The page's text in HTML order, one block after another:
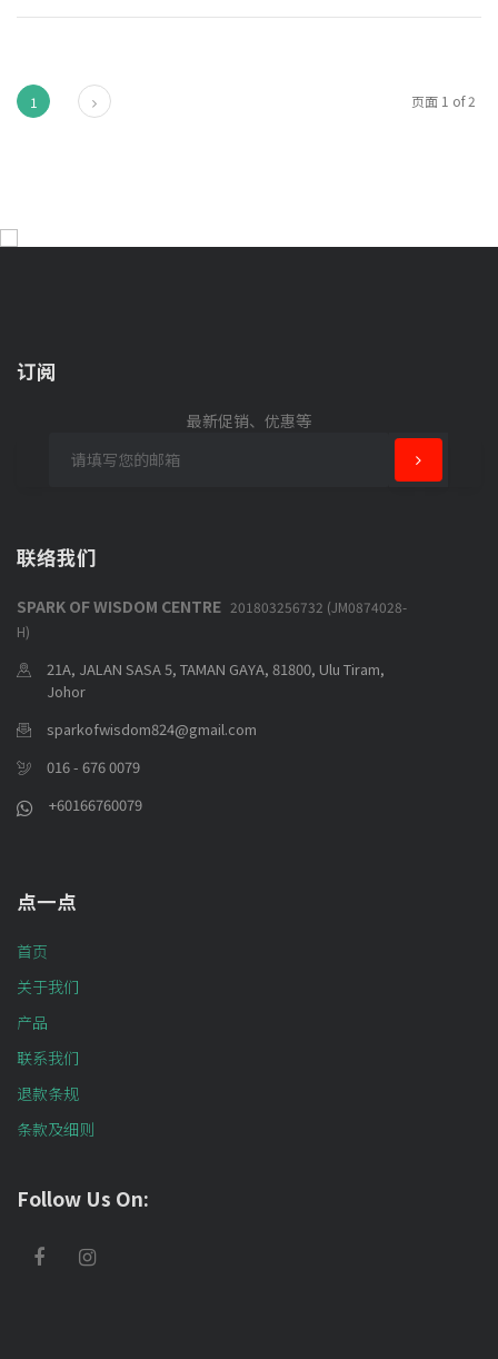
1 下页 页面 1 of 2
订阅
最新促销、优惠等
联络我们
SPARK OF WISDOM CENTRE 201803256732 (JM0874028-
H)
21A, JALAN SASA 5, TAMAN GAYA, 81800, Ulu Tiram,
Johor
sparkofwisdom824@gmail.com
016 - 676 0079
+60166760079
点一点
首页
关于我们
产品
联系我们
退款条规
条款及细则
Follow Us On: